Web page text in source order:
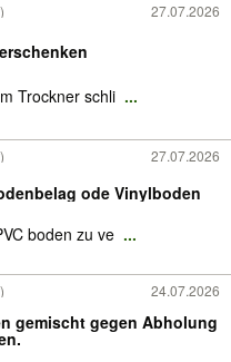
27.07.2026
Trockner schli ...
27.07.2026
ode Vinylboden
boden zu ve ...
24.07.2026
gemischt gegen Abholung